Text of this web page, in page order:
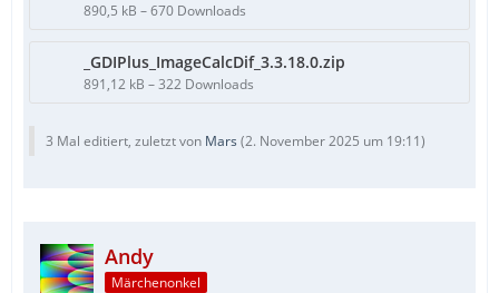
890,5 kB – 670 Downloads
_GDIPlus_ImageCalcDif_3.3.18.0.zip
891,12 kB – 322 Downloads
3 Mal editiert, zuletzt von Mars (2. November 2025 um 19:11)
Andy
Märchenonkel